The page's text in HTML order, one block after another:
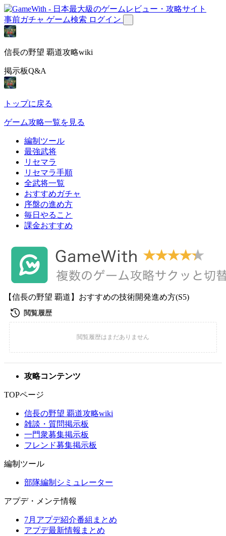
事前ガチャ ゲーム検索 ログイン
信長の野望 覇道攻略wiki
掲示板Q&A
トップに戻る
ゲーム攻略一覧を見る
編制ツール
最強武将
リセマラ
リセマラ手順
全武将一覧
おすすめガチャ
序盤の進め方
毎日やること
課金おすすめ
【信長の野望 覇道】おすすめの技術開発進め方(S5)
攻略コンテンツ
TOPページ
信長の野望 覇道攻略wiki
雑談・質問掲示板
一門衆募集掲示板
フレンド募集掲示板
編制ツール
部隊編制シミュレーター
アプデ・メンテ情報
7月アプデ紹介番組まとめ
アプデ最新情報まとめ